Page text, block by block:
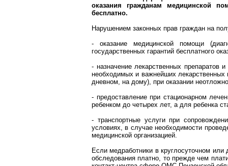
оказания гражданам медицинской
бесплатно.
Нарушением законных прав граждан на
- оказание медицинской помощи
государственных гарантий бесплатного
- назначение лекарственных препаратов
необходимых и важнейших лекарственных
дневном, на дому), при оказании
- предоставление при стационарном
ребенком до четырех лет, а для ребенка
- транспортные услуги при
условиях, в случае необходимости
медицинской организацией.
Если медработники в круглосуточном или
обследования платно, то прежде чем